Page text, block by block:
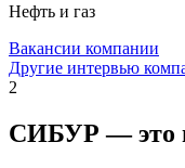
Нефть и газ
Вакансии компании
Другие интервью
2
СИБУР — это